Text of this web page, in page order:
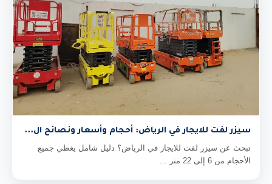
سيزر لفت للايجار في الرياض: أحجام وأسعار ونصائح ال...
تبحث عن سيزر لفت للايجار في الرياض؟ دليل شامل يغطي جميع
الأحجام من 6 إلى 22 متر ...